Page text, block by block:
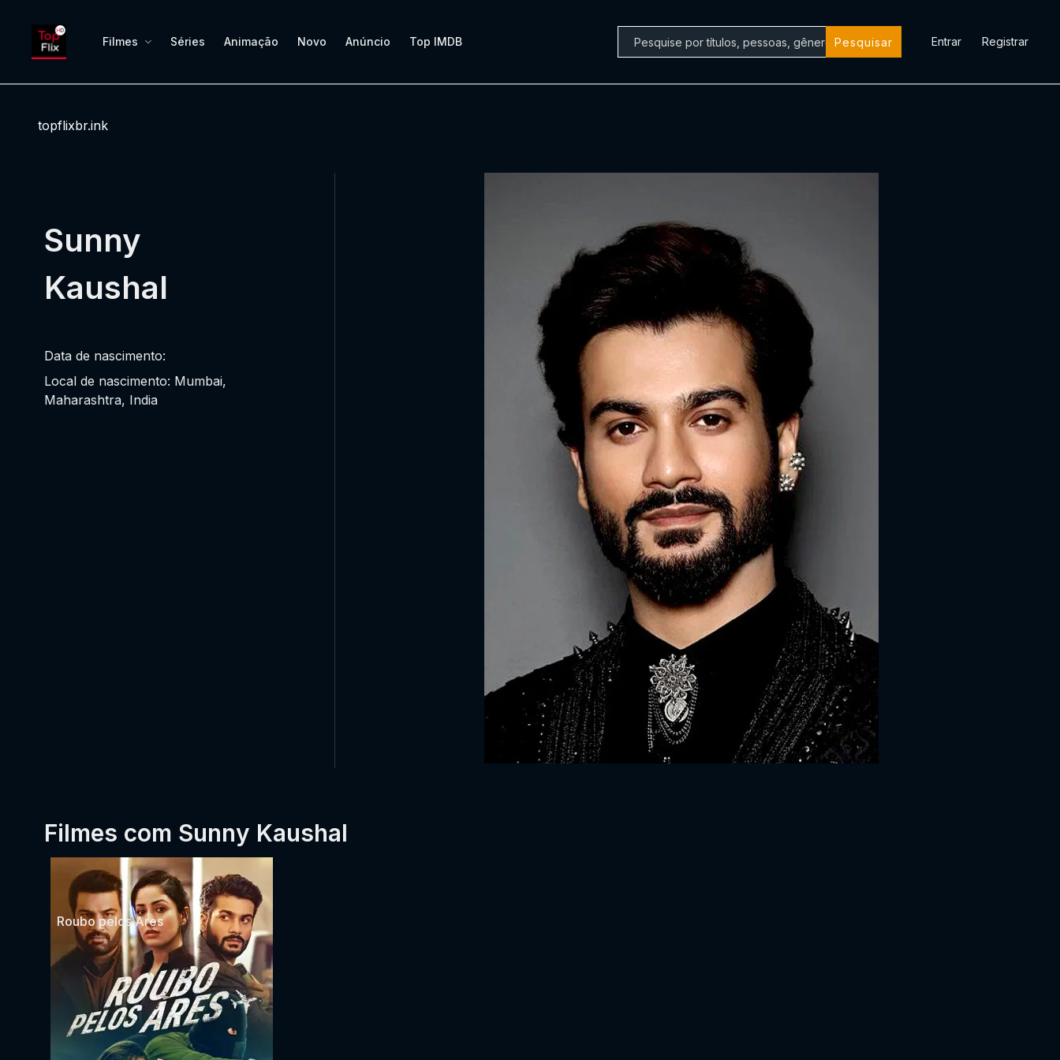
Filmes Séries Animação Novo Anúncio Top IMDB Pesquisar Entrar Registrar
topflixbr.ink
Sunny
Kaushal
Data de nascimento:
Local de nascimento: Mumbai,
Maharashtra, India
Filmes com Sunny Kaushal
Roubo pelos Ares